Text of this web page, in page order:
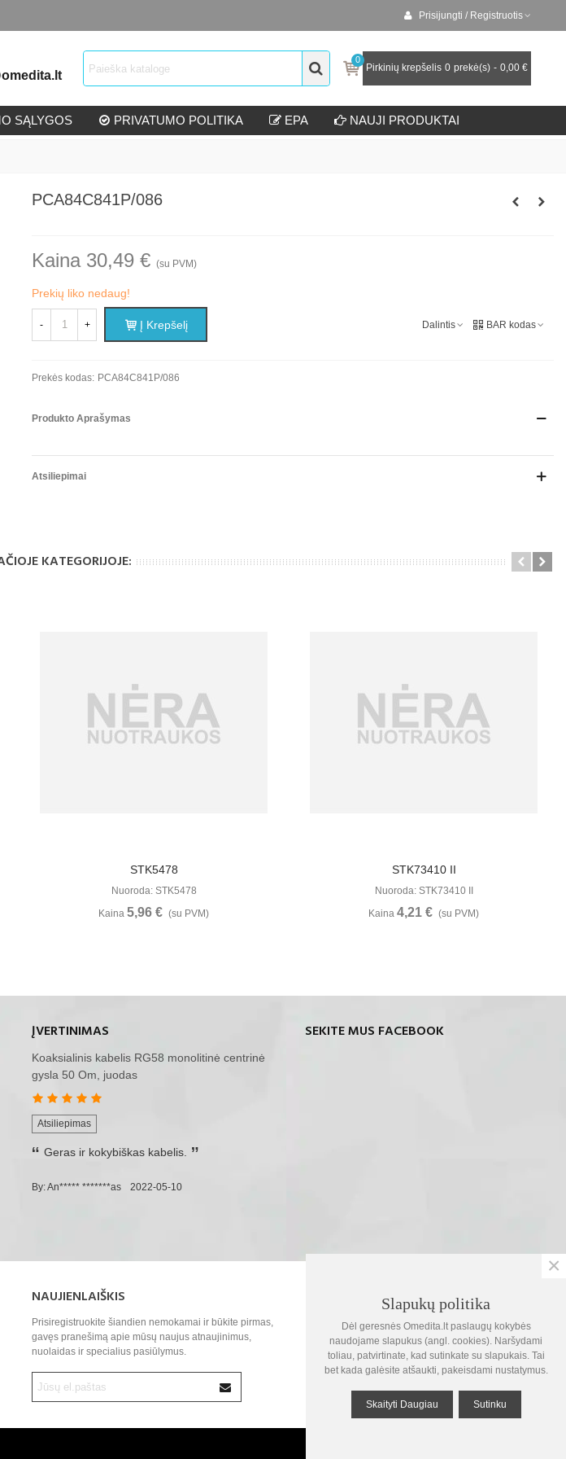
Prisijungti / Registruotis
0
Pirkinių krepšelis 0 prekė(s) - 0,00 €
SĄLYGOS PRIVATUMO POLITIKA EPA NAUJI PRODUKTAI
PCA84C841P/086
Kaina 30,49 € (su PVM)
Prekių liko nedaug!
- + Į Krepšelį Dalintis BAR kodas
Prekės kodas: PCA84C841P/086
Produkto Aprašymas
Atsiliepimai
KATEGORIJOJE:
Žiūrėti Daugiau
STK5478
Nuoroda: STK5478
Kaina 5,96 € (su PVM)
Žiūrėti Daugiau
STK73410 II
Nuoroda: STK73410 II
Kaina 4,21 € (su PVM)
ĮVERTINIMAS
Koaksialinis kabelis RG58 monolitinė centrinė
gysla 50 Om, juodas
Atsiliepimas
Geras ir kokybiškas kabelis.
By: An***** *******as 2022-05-10
SEKITE MUS FACEBOOK
NAUJIENLAIŠKIS
Prisiregistruokite šiandien nemokamai ir būkite pirmas,
gavęs pranešimą apie mūsų naujus atnaujinimus,
nuolaidas ir specialius pasiūlymus.
Krepšelis
Slapukų politika
Dėl geresnės Omedita.lt paslaugų kokybės
naudojame slapukus (angl. cookies). Naršydami
toliau, patvirtinate, kad sutinkate su slapukais. Tai
bet kada galėsite atšaukti, pakeisdami nustatymus.
Skaityti Daugiau Sutinku
×